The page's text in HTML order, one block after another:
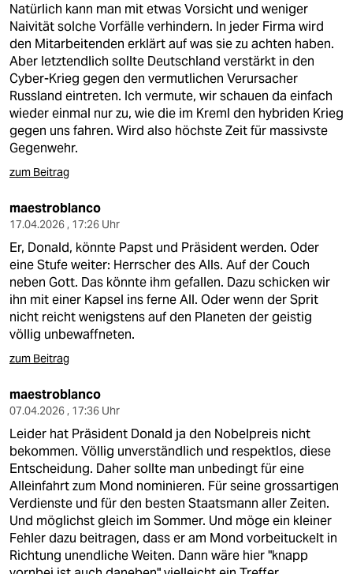
Natürlich kann man mit etwas Vorsicht und weniger
Naivität solche Vorfälle verhindern. In jeder Firma wird
den Mitarbeitenden erklärt auf was sie zu achten haben.
Aber letztendlich sollte Deutschland verstärkt in den
Cyber-Krieg gegen den vermutlichen Verursacher
Russland eintreten. Ich vermute, wir schauen da einfach
wieder einmal nur zu, wie die im Kreml den hybriden Krieg
gegen uns fahren. Wird also höchste Zeit für massivste
Gegenwehr.
zum Beitrag
maestroblanco
17.04.2026 , 17:26 Uhr
Er, Donald, könnte Papst und Präsident werden. Oder
eine Stufe weiter: Herrscher des Alls. Auf der Couch
neben Gott. Das könnte ihm gefallen. Dazu schicken wir
ihn mit einer Kapsel ins ferne All. Oder wenn der Sprit
nicht reicht wenigstens auf den Planeten der geistig
völlig unbewaffneten.
zum Beitrag
maestroblanco
07.04.2026 , 17:36 Uhr
Leider hat Präsident Donald ja den Nobelpreis nicht
bekommen. Völlig unverständlich und respektlos, diese
Entscheidung. Daher sollte man unbedingt für eine
Alleinfahrt zum Mond nominieren. Für seine grossartigen
Verdienste und für den besten Staatsmann aller Zeiten.
Und möglichst gleich im Sommer. Und möge ein kleiner
Fehler dazu beitragen, dass er am Mond vorbeituckelt in
Richtung unendliche Weiten. Dann wäre hier "knapp